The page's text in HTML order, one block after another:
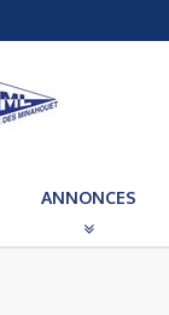
ANNONCES